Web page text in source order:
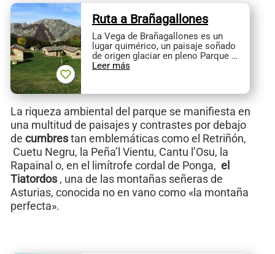
Ruta a Brañagallones
La Vega de Brañagallones es un
lugar quimérico, un paisaje soñado
de origen glaciar en pleno Parque …
Leer más
La riqueza ambiental del parque se manifiesta en
una multitud de paisajes y contrastes por debajo
de cumbrestan emblemáticas como el Retriñón,
Cuetu Negru, la Peña’l Vientu, Cantu l’Osu, la
Rapainal o, en el limítrofe cordal de Ponga, el
Tiatordos, una de las montañas señeras de
Asturias, conocida no en vano como «la montaña
perfecta».